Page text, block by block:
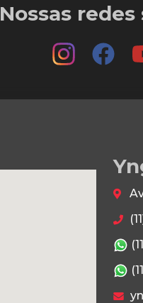
Nossas redes